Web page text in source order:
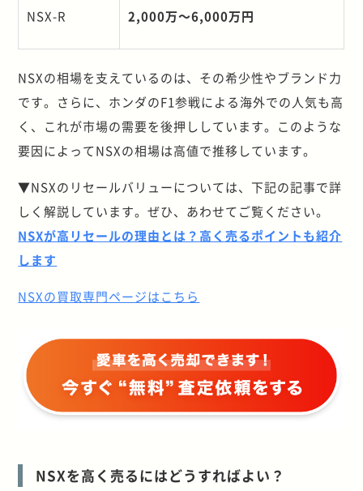
NSX-R 2,000万～6,000万円
NSXの相場を支えているのは、その希少性やブランド力
です。さらに、ホンダのF1参戦による海外での人気も高
く、これが市場の需要を後押ししています。このような
要因によってNSXの相場は高値で推移しています。
▼NSXのリセールバリューについては、下記の記事で詳
しく解説しています。ぜひ、あわせてご覧ください。
NSXが高リセールの理由とは？高く売るポイントも紹介
します
NSXの買取専門ページはこちら
NSXを高く売るにはどうすればよい？